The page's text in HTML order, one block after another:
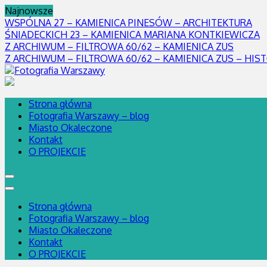
Skip
to
content
Najnowsze
WSPÓLNA 27 – KAMIENICA PINESÓW – ARCHITEKTURA
ŚNIADECKICH 23 – KAMIENICA MARIANA KONTKIEWICZA
Z ARCHIWUM – FILTROWA 60/62 – KAMIENICA ZUS
Z ARCHIWUM – FILTROWA 60/62 – KAMIENICA ZUS –
Strona główna
Fotografia Warszawy – blog
Miasto Okaleczone
Kontakt
O PROJEKCIE
Strona główna
Fotografia Warszawy – blog
Miasto Okaleczone
Kontakt
O PROJEKCIE